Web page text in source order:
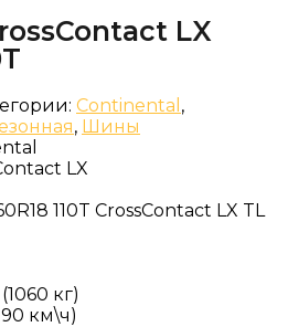
LX
Continental ,
, Шины
LX
110T CrossContact LX TL
(1060 кг)
км\ч)